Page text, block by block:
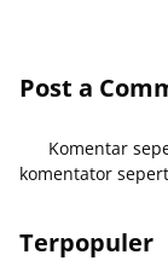
Post a
Komentar
komentator
Terpopuler